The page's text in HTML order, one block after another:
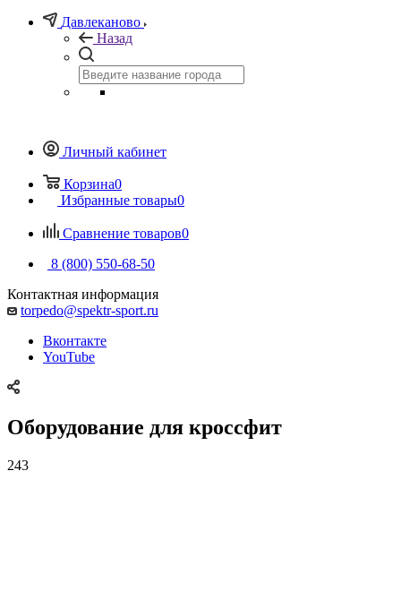
Давлеканово
Назад
Личный кабинет
Корзина0
Избранные товары0
Сравнение товаров0
8 (800) 550-68-50
Контактная информация
torpedo@spektr-sport.ru
Вконтакте
YouTube
Оборудование для кроссфит
243